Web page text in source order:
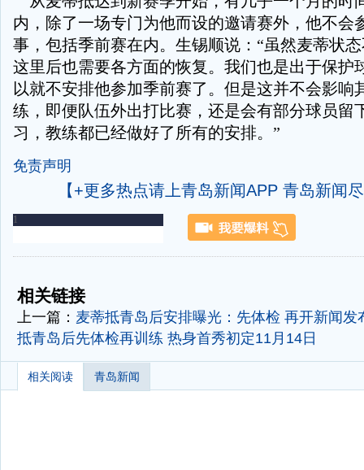
内，除了一场专门为他而设的邀请赛外，他不会
事，包括季前赛在内。生锡顺说：“虽然麦蒂状
这里后也需要各方面的恢复。我们也是出于保护
以就不安排他参加季前赛了。但是这并不会影响
练，即便队伍外出打比赛，还是会有部分球员留
习，教练都已经做好了所有的安排。”
免责声明
【+更多热点请上青岛新闻APP 青岛新闻
-
相关链接
上一篇： 麦蒂抵青岛后安排曝光：先体检 再开新闻发
抵青岛后先体检再训练 热身首秀初定11月14日
相关阅读 青岛新闻